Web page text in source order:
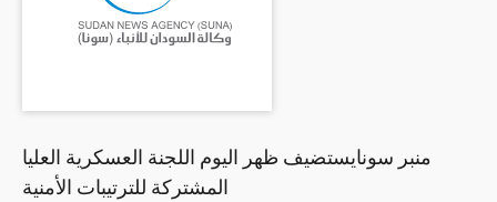
منبر سونايستضيف ظهر اليوم اللجنة العسكرية العليا
المشتركة للترتيبات الأمنية